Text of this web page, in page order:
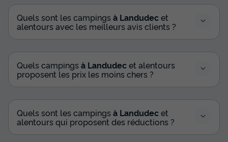
Quels sont les campings à Landudecet
alentours avec les meilleurs avis clients ?
Quels campings à Landudecet alentours
proposent les prix les moins chers ?
Quels sont les campings à Landudecet
alentours qui proposent des réductions ?